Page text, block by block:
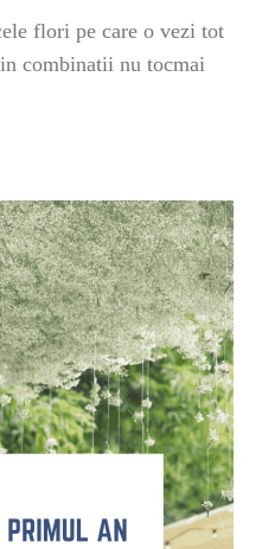
flori pe care o vezi tot
combinatii nu tocmai